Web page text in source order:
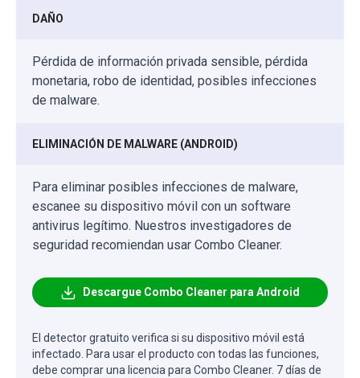
DAÑO
Pérdida de información privada sensible, pérdida
monetaria, robo de identidad, posibles infecciones
de malware.
ELIMINACIÓN DE MALWARE (ANDROID)
Para eliminar posibles infecciones de malware,
escanee su dispositivo móvil con un software
antivirus legítimo. Nuestros investigadores de
seguridad recomiendan usar Combo Cleaner.
Descargue Combo Cleaner para Android
El detector gratuito verifica si su dispositivo móvil está
infectado. Para usar el producto con todas las funciones,
debe comprar una licencia para Combo Cleaner. 7 días de